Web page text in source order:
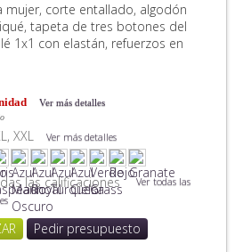
mujer, corte entallado, algodón
tapeta de tres botones del
1x1 con elastán, refuerzos en
Ver más detalles
XXL Ver más detalles
Ver todas las
Pedir presupuesto